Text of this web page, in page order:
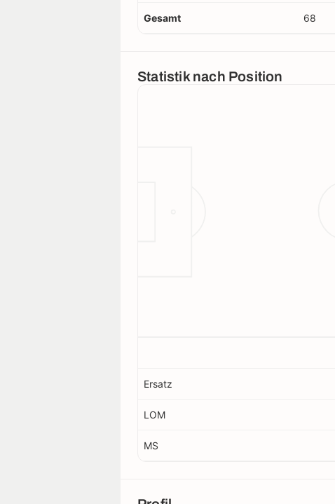
Gesamt 68
Statistik nach Position
Ersatz
LOM
MS